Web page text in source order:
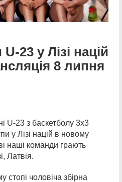
23 у Лізі націй
8 липня
U-23 з баскетболу 3х3
у Лізі націй в новому
наші команди грають
Латвія.
чоловіча збірна